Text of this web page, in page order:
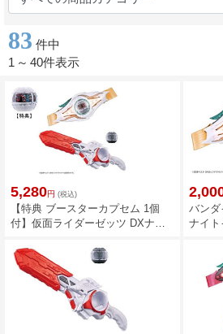
83 件中
1 ～ 40件表示
5,280円 (税込)
【特典 ブースターカプセム 1個
付】仮面ライダーゼッツ DXナイ
イカムバスターセット
バンダ
ナイト